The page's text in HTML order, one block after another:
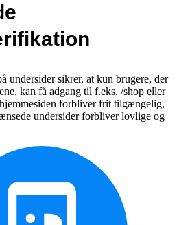
undersider sikrer, at kun brugere, der
kan få adgang til f.eks. /shop eller
forbliver frit tilgængelig,
undersider forbliver lovlige og